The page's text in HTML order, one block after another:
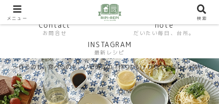
〜作るのも、食べるのも。リピ確定の「作りたい」が見つかるレシピ帖〜
HP おうちごはんラボ
Contact
お問合せ
note
だいたい毎日、台所。
INSTAGRAM
最新レシピ
メニュー 検索